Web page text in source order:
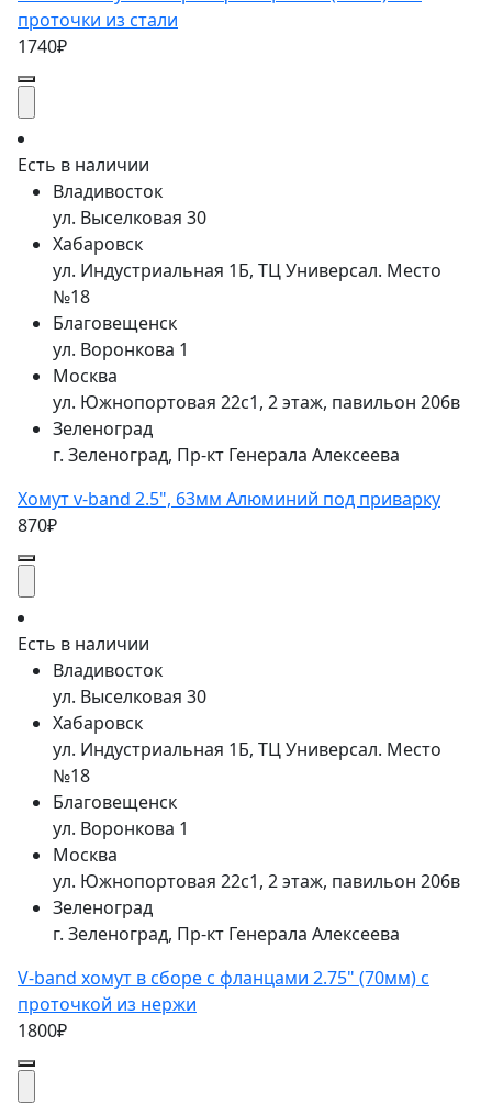
проточки из стали
1740₽
Есть в наличии
Владивосток
ул. Выселковая 30
Хабаровск
ул. Индустриальная 1Б, ТЦ Универсал. Место
№18
Благовещенск
ул. Воронкова 1
Москва
ул. Южнопортовая 22с1, 2 этаж, павильон 206в
Зеленоград
г. Зеленоград, Пр-кт Генерала Алексеева
Хомут v-band 2.5", 63мм Алюминий под приварку
870₽
Есть в наличии
Владивосток
ул. Выселковая 30
Хабаровск
ул. Индустриальная 1Б, ТЦ Универсал. Место
№18
Благовещенск
ул. Воронкова 1
Москва
ул. Южнопортовая 22с1, 2 этаж, павильон 206в
Зеленоград
г. Зеленоград, Пр-кт Генерала Алексеева
V-band хомут в сборе с фланцами 2.75" (70мм) с
проточкой из нержи
1800₽